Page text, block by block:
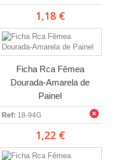
1,18 €
Ficha Rca Fêmea
Dourada-Amarela de
Painel
Ref: 18-94G
1,22 €